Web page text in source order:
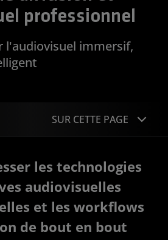
professionnel
l'audiovisuel immersif,
SUR CETTE PAGE
Applications
Facilitateurs technologiques
Études de cas
Portefeuille
les technologies
audiovisuelles
et les workflows
de bout en bout